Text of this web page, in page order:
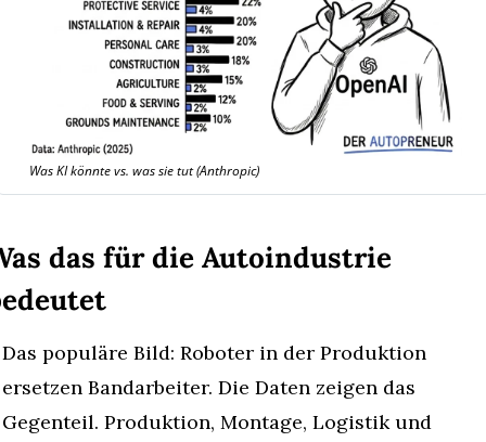
Was KI könnte vs. was sie tut (Anthropic)
das für die Autoindustrie
Das populäre Bild: Roboter in der Produktion
ersetzen Bandarbeiter. Die Daten zeigen das
Gegenteil. Produktion, Montage, Logistik und